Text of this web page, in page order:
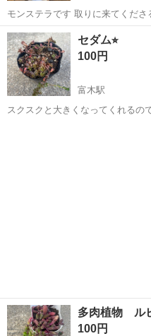
モンステラです 取りに来てくださる方希望します 場所、堺市西区菱木
福泉小学校前になります
大阪 堺市 富木駅
セダム⭐︎
100円
富木駅
スクスクと大きくなってくれる
多肉植物 ル
100円